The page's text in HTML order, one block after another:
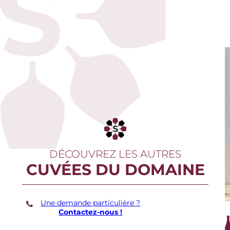
DÉCOUVREZ LES AUTRES
CUVÉES DU DOMAINE
Une demande particulière ?
Contactez-nous !